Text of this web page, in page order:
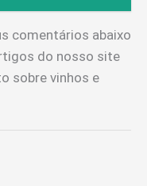
comentários abaixo
do nosso site
sobre vinhos e